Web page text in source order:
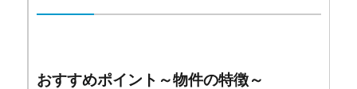
おすすめポイント～物件の特徴～